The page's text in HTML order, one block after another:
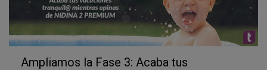
Calidad proteínica.
Y muchos más!
Algunas de laopiniones recopiladas:
Ampliamos la Fase 3: Acaba tus